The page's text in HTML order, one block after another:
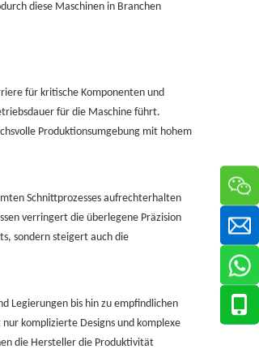
diese Maschinen in Branchen
für kritische Komponenten und
für die Maschine führt.
Produktionsumgebung mit hohem
Schnittprozesses aufrechterhalten
verringert die überlegene Präzision
sondern steigert auch die
Legierungen bis hin zu empfindlichen
komplizierte Designs und komplexe
die Hersteller die Produktivität